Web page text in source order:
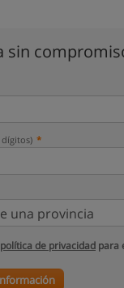
sin
dígitos)
política de privacidad para